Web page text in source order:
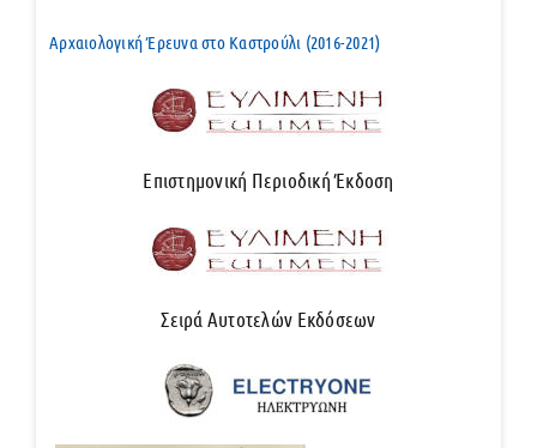
Αρχαιολογική Έρευνα στο Καστρούλι (2016-2021)
Επιστημονική Περιοδική Έκδοση
Σειρά Αυτοτελών Εκδόσεων